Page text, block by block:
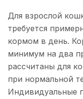
Для взрослой
требуется
кормом в день.
минимум на два
рассчитаны для
при нормальной
Индивидуальные